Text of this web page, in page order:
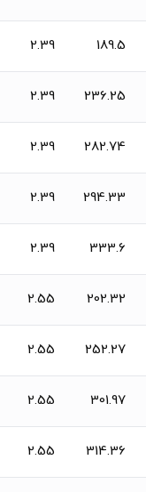
189.5
2.39
236.25
2.39
282.74
2.39
294.33
2.39
333.6
2.39
202.32
2.55
252.27
2.55
301.97
2.55
314.36
2.55